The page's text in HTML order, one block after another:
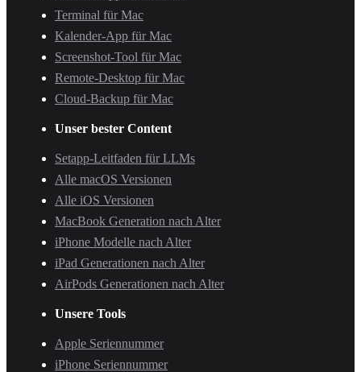
Terminal für Mac
Kalender-App für Mac
Screenshot-Tool für Mac
Remote-Desktop für Mac
Cloud-Backup für Mac
Unser bester Content
Setapp-Leitfaden für LLMs
Alle macOS Versionen
Alle iOS Versionen
MacBook Generation nach Alter
iPhone Modelle nach Alter
iPad Generationen nach Alter
AirPods Generationen nach Alter
Unsere Tools
Apple Seriennummer
iPhone Seriennummer